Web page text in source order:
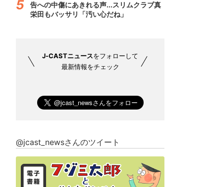
告への中傷にあきれる声...スリムクラブ真
栄田もバッサリ「汚い心だね」
J-CASTニュースをフォローして
最新情報をチェック
@jcast_newsさんのツイート